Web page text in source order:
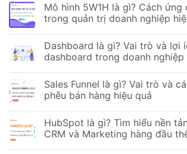
Mô hình 5W1H là gì? Cách ứng
trong quản trị doanh nghiệp
Dashboard là gì? Vai trò và lợi
dashboard trong doanh nghiệp
Sales Funnel là gì? Vai trò và
phễu bán hàng hiệu quả
HubSpot là gì? Tìm hiểu nền
CRM và Marketing hàng đầu